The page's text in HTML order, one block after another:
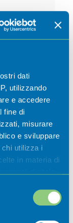
dati
utilizzando
e accedere
fine di
misurare
e sviluppare
utilizza i
in materia di
in qualsiasi
o facendo clic